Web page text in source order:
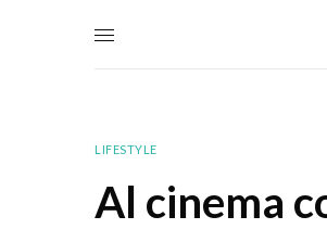
LIFESTYLE
Al cinema